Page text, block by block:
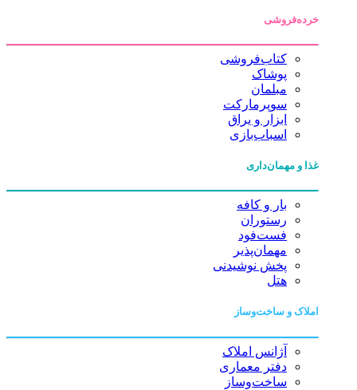
خرده‌فروشی
کتاب‌فروشی
پوشاک
مبلمان
سوپرمارکت
ابزار و یراق
اسباب‌بازی
غذا و مهمان‌داری
بار و کافه
رستوران
فست‌فود
مهمان‌پذیر
پخش نوشیدنی
هتل
املاک و ساخت‌وساز
آژانس املاک
دفتر معماری
ساخت‌وساز